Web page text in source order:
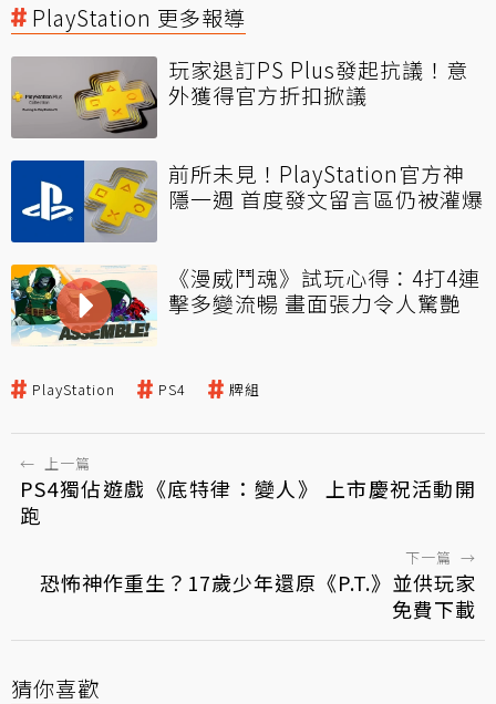
PlayStation 更多報導
玩家退訂PS Plus發起抗議！意
外獲得官方折扣掀議
前所未見！PlayStation官方神
隱一週 首度發文留言區仍被灌爆
《漫威鬥魂》試玩心得：4打4連
擊多變流暢 畫面張力令人驚艷
PlayStation PS4 牌組
← 上一篇
PS4獨佔遊戲《底特律：變人》 上市慶祝活動開
跑
下一篇 →
恐怖神作重生？17歲少年還原《P.T.》並供玩家
免費下載
猜你喜歡